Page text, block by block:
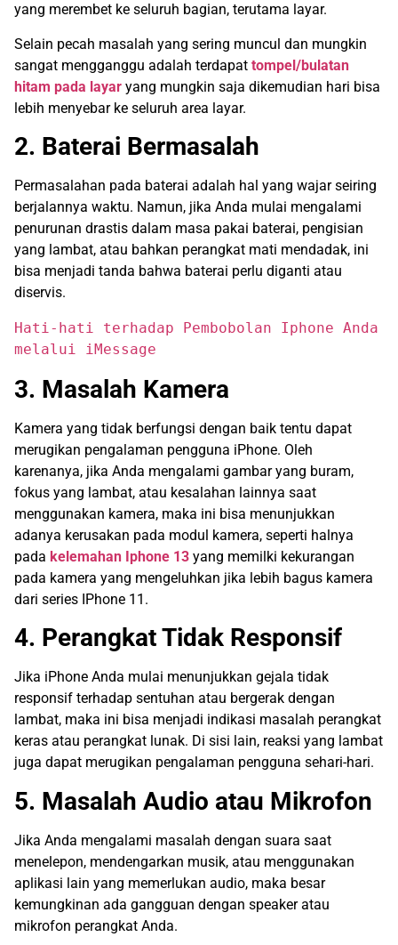
yang merembet ke seluruh bagian, terutama layar.
Selain pecah masalah yang sering muncul dan mungkin
sangat mengganggu adalah terdapat tompel/bulatan
hitam pada layar yang mungkin saja dikemudian hari bisa
lebih menyebar ke seluruh area layar.
2. Baterai Bermasalah
Permasalahan pada baterai adalah hal yang wajar seiring
berjalannya waktu. Namun, jika Anda mulai mengalami
penurunan drastis dalam masa pakai baterai, pengisian
yang lambat, atau bahkan perangkat mati mendadak, ini
bisa menjadi tanda bahwa baterai perlu diganti atau
diservis.
Hati-hati terhadap Pembobolan Iphone Anda
melalui iMessage
3. Masalah Kamera
Kamera yang tidak berfungsi dengan baik tentu dapat
merugikan pengalaman pengguna iPhone. Oleh
karenanya, jika Anda mengalami gambar yang buram,
fokus yang lambat, atau kesalahan lainnya saat
menggunakan kamera, maka ini bisa menunjukkan
adanya kerusakan pada modul kamera, seperti halnya
pada kelemahan Iphone 13 yang memilki kekurangan
pada kamera yang mengeluhkan jika lebih bagus kamera
dari series IPhone 11.
4. Perangkat Tidak Responsif
Jika iPhone Anda mulai menunjukkan gejala tidak
responsif terhadap sentuhan atau bergerak dengan
lambat, maka ini bisa menjadi indikasi masalah perangkat
keras atau perangkat lunak. Di sisi lain, reaksi yang lambat
juga dapat merugikan pengalaman pengguna sehari-hari.
5. Masalah Audio atau Mikrofon
Jika Anda mengalami masalah dengan suara saat
menelepon, mendengarkan musik, atau menggunakan
aplikasi lain yang memerlukan audio, maka besar
kemungkinan ada gangguan dengan speaker atau
mikrofon perangkat Anda.